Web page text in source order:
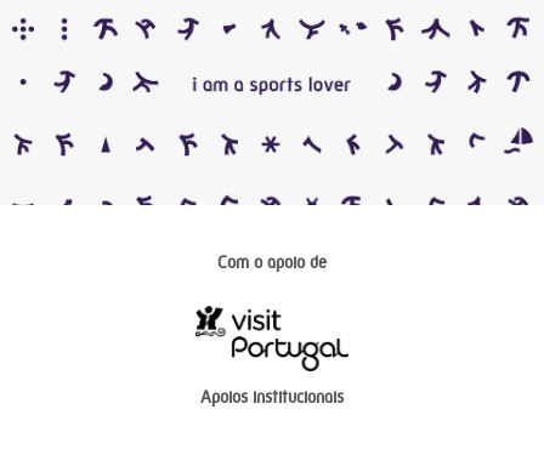
Com o apoio de
Apoios institucionais